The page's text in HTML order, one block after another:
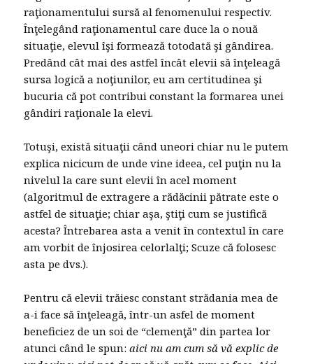
raţionamentului sursă al fenomenului respectiv.
Înţelegând raţionamentul care duce la o nouă
situaţie, elevul îşi formează totodată şi gândirea.
Predând cât mai des astfel încât elevii să înţeleagă
sursa logică a noţiunilor, eu am certitudinea şi
bucuria că pot contribui constant la formarea unei
gândiri raţionale la elevi.
Totuşi, există situaţii când uneori chiar nu le putem
explica nicicum de unde vine ideea, cel puţin nu la
nivelul la care sunt elevii în acel moment
(algoritmul de extragere a rădăcinii pătrate este o
astfel de situaţie; chiar aşa, ştiţi cum se justifică
acesta? Întrebarea asta a venit în contextul în care
am vorbit de înjosirea celorlalţi; Scuze că folosesc
asta pe dvs.).
Pentru că elevii trăiesc constant strădania mea de
a-i face să înţeleagă, într-un asfel de moment
beneficiez de un soi de “clemenţă” din partea lor
atunci când le spun:aici nu am cum să vă explic de